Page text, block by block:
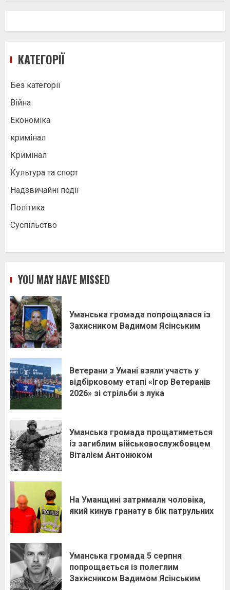
КАТЕГОРІЇ
Без категорії
Війна
Економіка
кримінал
Кримінал
Культура та спорт
Надзвичайні події
Політика
Суспільство
YOU MAY HAVE MISSED
Уманська громада попрощалася із
Захисником Вадимом Ясінським
Ветерани з Умані взяли участь у
відбірковому етапі «Ігор Ветеранів
2026» зі стрільби з лука
Уманська громада прощатиметься
із загиблим військовослужбовцем
Віталієм Антонюком
На Уманщині затримали чоловіка,
який кинув гранату в бік патрульних
Уманська громада 5 серпня
попрощається із полеглим
Захисником Вадимом Ясінським